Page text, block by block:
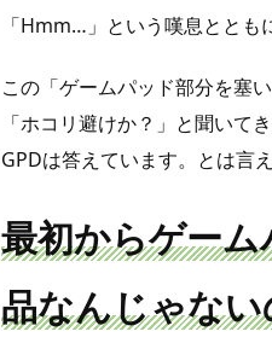
「Hmm…」という嘆息ととも
この「ゲームパッド部分を塞
「ホコリ避けか？」と聞いて
GPDは答えています。とは言え
最初からゲー
品なんじゃな